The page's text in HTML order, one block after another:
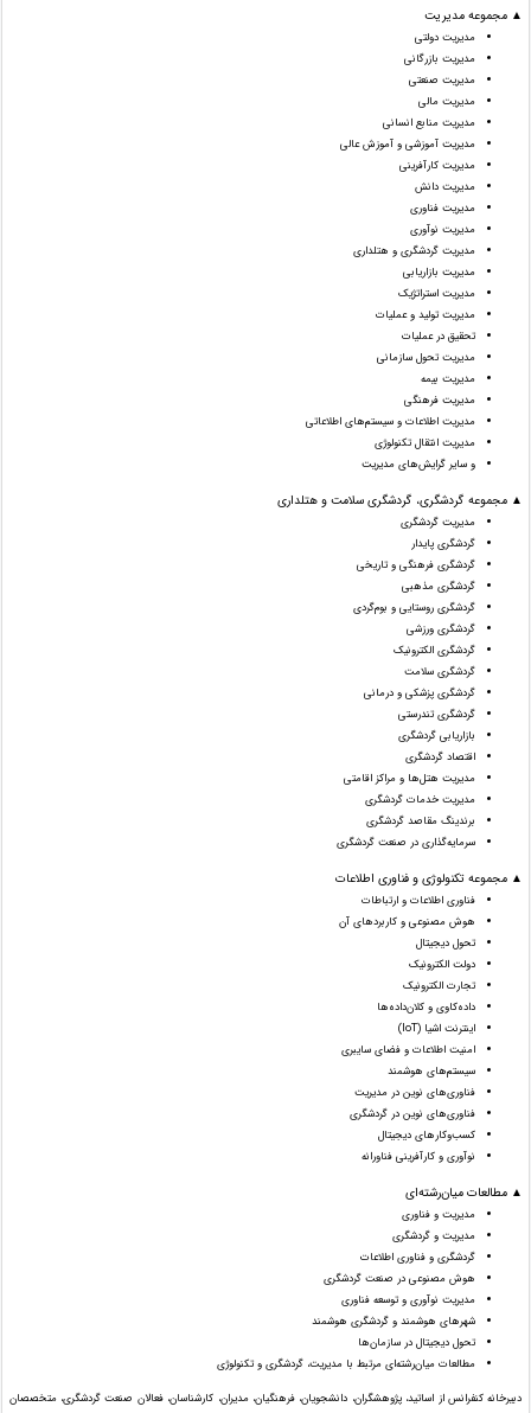
▲ مجموعه مدیریت
مدیریت دولتی
مدیریت بازرگانی
مدیریت صنعتی
مدیریت مالی
مدیریت منابع انسانی
مدیریت آموزشی و آموزش عالی
مدیریت کارآفرینی
مدیریت دانش
مدیریت فناوری
مدیریت نوآوری
مدیریت گردشگری و هتلداری
مدیریت بازاریابی
مدیریت استراتژیک
مدیریت تولید و عملیات
تحقیق در عملیات
مدیریت تحول سازمانی
مدیریت بیمه
مدیریت فرهنگی
مدیریت اطلاعات و سیستم‌های اطلاعاتی
مدیریت انتقال تکنولوژی
و سایر گرایش‌های مدیریت
▲ مجموعه گردشگری، گردشگری سلامت و هتلداری
مدیریت گردشگری
گردشگری پایدار
گردشگری فرهنگی و تاریخی
گردشگری مذهبی
گردشگری روستایی و بوم‌گردی
گردشگری ورزشی
گردشگری الکترونیک
گردشگری سلامت
گردشگری پزشکی و درمانی
گردشگری تندرستی
بازاریابی گردشگری
اقتصاد گردشگری
مدیریت هتل‌ها و مراکز اقامتی
مدیریت خدمات گردشگری
برندینگ مقاصد گردشگری
سرمایه‌گذاری در صنعت گردشگری
▲ مجموعه تکنولوژی و فناوری اطلاعات
فناوری اطلاعات و ارتباطات
هوش مصنوعی و کاربردهای آن
تحول دیجیتال
دولت الکترونیک
تجارت الکترونیک
داده‌کاوی و کلان‌داده‌ها
اینترنت اشیا (IoT)
امنیت اطلاعات و فضای سایبری
سیستم‌های هوشمند
فناوری‌های نوین در مدیریت
فناوری‌های نوین در گردشگری
کسب‌وکارهای دیجیتال
نوآوری و کارآفرینی فناورانه
▲ مطالعات میان‌رشته‌ای
مدیریت و فناوری
مدیریت و گردشگری
گردشگری و فناوری اطلاعات
هوش مصنوعی در صنعت گردشگری
مدیریت نوآوری و توسعه فناوری
شهرهای هوشمند و گردشگری هوشمند
تحول دیجیتال در سازمان‌ها
مطالعات میان‌رشته‌ای مرتبط با مدیریت، گردشگری و تکنولوژی
دبیرخانه کنفرانس از اساتید، پژوهشگران، دانشجویان، فرهنگیان، مدیران، کارشناسان، فعالان صنعت گردشگری، متخصصان